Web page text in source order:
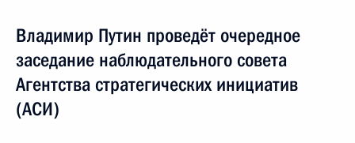
Владимир Путин проведёт очередное
заседание наблюдательного совета
Агентства стратегических инициатив
(АСИ)